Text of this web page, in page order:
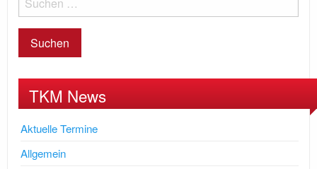
TKM News
Aktuelle Termine
Allgemein